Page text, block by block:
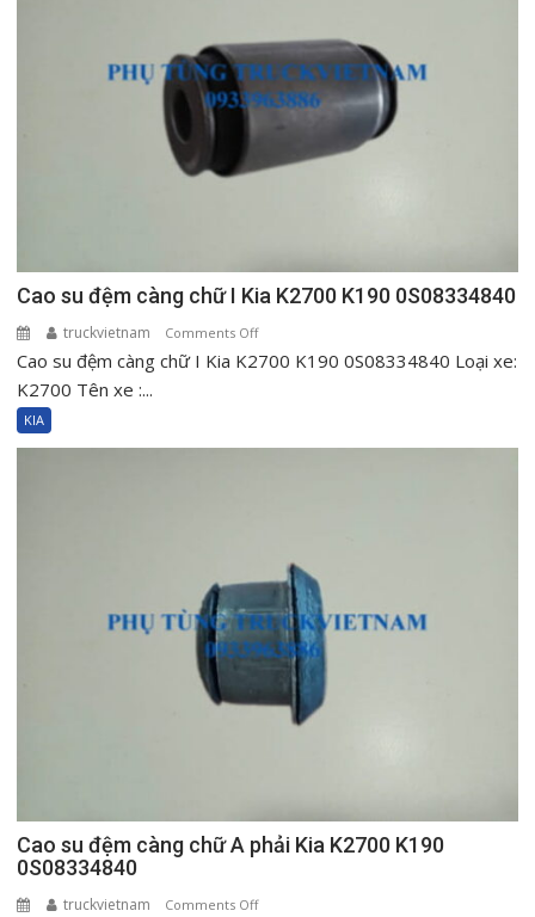
Cao su đệm càng chữ I Kia K2700 K190 0S08334840
truckvietnam Comments Offon
Cao
K190
0S08334840
Cao su đệm càng chữ I Kia K2700 K190 0S08334840 Loại xe:
K2700 Tên xe :...
KIA
Cao su đệm càng chữ A phải Kia K2700 K190
0S08334840
truckvietnam Comments Offon